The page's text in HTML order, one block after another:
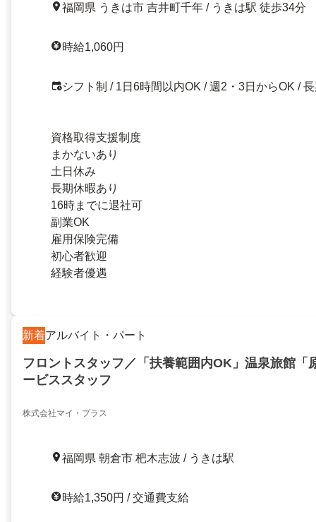
福岡県 うきは市 吉井町千年 / うきは駅 徒歩34分
時給1,060円
シフト制 / 1日6時間以内OK / 週2・3日からOK /
資格取得支援制度
まかないあり
土日休み
長期休暇あり
16時までに退社可
副業OK
雇用保険完備
初心者歓迎
経験者優遇
新着アルバイト・パート
フロントスタッフ／「扶養範囲内OK」温泉旅館「
ービススタッフ
株式会社マイ・プラス
福岡県 朝倉市 杷木志波 / うきは駅
時給1,350円 / 交通費支給